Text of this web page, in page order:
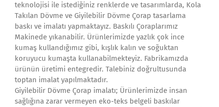
teknolojisi ile istediğiniz renklerde ve tasarımlarda, Kola
Takılan Dövme ve Giyilebilir Dövme Çorap tasarlama
baskı ve imalatı yapmaktayız. Baskılı Çoraplarımız
Makinede yıkanabilir. Ürünlerimizde yazlık çok ince
kumaş kullandığımız gibi, kışlık kalın ve soğuktan
koruyucu kumaşta kullanabilmekteyiz. Fabrikamızda
ürünün üretimi entegredir. Talebiniz doğrultusunda
toptan imalat yapılmaktadır.
Giyilebilir Dövme Çorap imalatı; Ürünlerimizde insan
sağlığına zarar vermeyen eko-teks belgeli baskılar